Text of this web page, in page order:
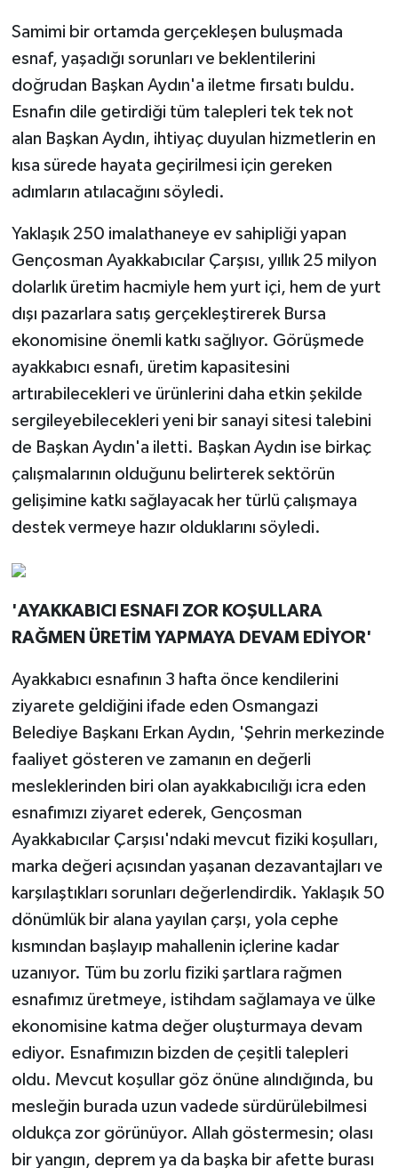
Samimi bir ortamda gerçekleşen buluşmada
esnaf, yaşadığı sorunları ve beklentilerini
doğrudan Başkan Aydın'a iletme fırsatı buldu.
Esnafın dile getirdiği tüm talepleri tek tek not
alan Başkan Aydın, ihtiyaç duyulan hizmetlerin en
kısa sürede hayata geçirilmesi için gereken
adımların atılacağını söyledi.
Yaklaşık 250 imalathaneye ev sahipliği yapan
Gençosman Ayakkabıcılar Çarşısı, yıllık 25 milyon
dolarlık üretim hacmiyle hem yurt içi, hem de yurt
dışı pazarlara satış gerçekleştirerek Bursa
ekonomisine önemli katkı sağlıyor. Görüşmede
ayakkabıcı esnafı, üretim kapasitesini
artırabilecekleri ve ürünlerini daha etkin şekilde
sergileyebilecekleri yeni bir sanayi sitesi talebini
de Başkan Aydın'a iletti. Başkan Aydın ise birkaç
çalışmalarının olduğunu belirterek sektörün
gelişimine katkı sağlayacak her türlü çalışmaya
destek vermeye hazır olduklarını söyledi.
'AYAKKABICI ESNAFI ZOR KOŞULLARA
RAĞMEN ÜRETİM YAPMAYA DEVAM EDİYOR'
Ayakkabıcı esnafının 3 hafta önce kendilerini
ziyarete geldiğini ifade eden Osmangazi
Belediye Başkanı Erkan Aydın, 'Şehrin merkezinde
faaliyet gösteren ve zamanın en değerli
mesleklerinden biri olan ayakkabıcılığı icra eden
esnafımızı ziyaret ederek, Gençosman
Ayakkabıcılar Çarşısı'ndaki mevcut fiziki koşulları,
marka değeri açısından yaşanan dezavantajları ve
karşılaştıkları sorunları değerlendirdik. Yaklaşık 50
dönümlük bir alana yayılan çarşı, yola cephe
kısmından başlayıp mahallenin içlerine kadar
uzanıyor. Tüm bu zorlu fiziki şartlara rağmen
esnafımız üretmeye, istihdam sağlamaya ve ülke
ekonomisine katma değer oluşturmaya devam
ediyor. Esnafımızın bizden de çeşitli talepleri
oldu. Mevcut koşullar göz önüne alındığında, bu
mesleğin burada uzun vadede sürdürülebilmesi
oldukça zor görünüyor. Allah göstermesin; olası
bir yangın, deprem ya da başka bir afette burası